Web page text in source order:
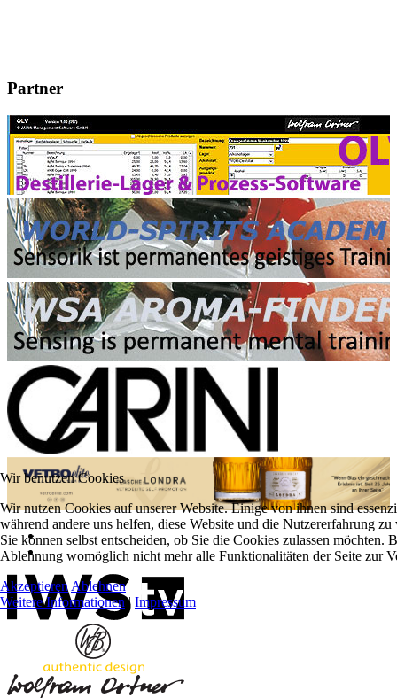
Partner
Wir benutzen Cookies
Wir nutzen Cookies auf unserer Website. Einige von ihnen sind
während andere uns helfen, diese Website und die Nutzererfahrung
Sie können selbst entscheiden, ob Sie die Cookies zulassen möchten.
Ablehnung womöglich nicht mehr alle Funktionalitäten der Seite zur
Akzeptieren Ablehnen
Weitere Informationen| Impressum